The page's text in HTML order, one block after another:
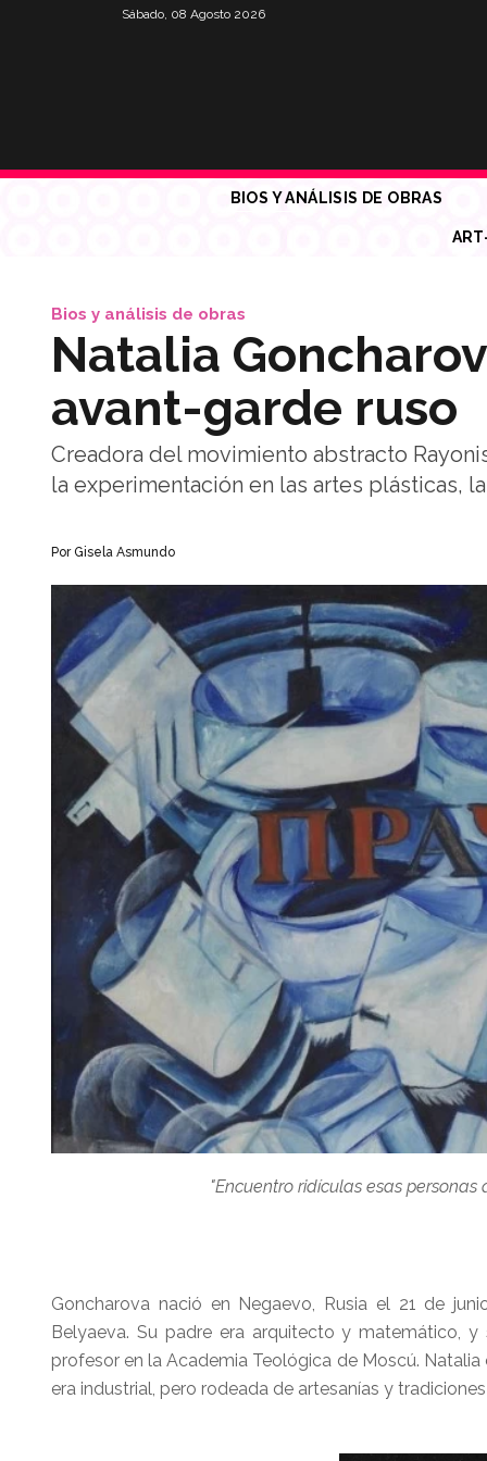
Sábado, 08 Agosto 2026
BIOS Y ANÁLISIS DE OBRAS
Bios y análisis de obras
Natalia
avant-garde ruso
Creadora del movimiento abstracto
la experimentación en las artes plásticas,
Por Gisela Asmundo
"Encuentro ridículas esas
Goncharova nació en Negaevo, Rusia el 21 de
Belyaeva. Su padre era arquitecto y matemático,
profesor en la Academia Teológica de Moscú.
era industrial, pero rodeada de artesanías y